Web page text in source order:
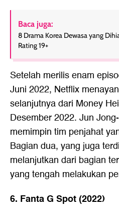
Baca juga:
8 Drama Korea Dewasa yang
Rating 19+
Setelah merilis enam
Juni 2022, Netflix
selanjutnya dari Money
Desember 2022. Jun
memimpin tim penjahat
Bagian dua, yang juga
melanjutkan dari bagian
yang tengah melakukan
6. Fanta G Spot (2022)